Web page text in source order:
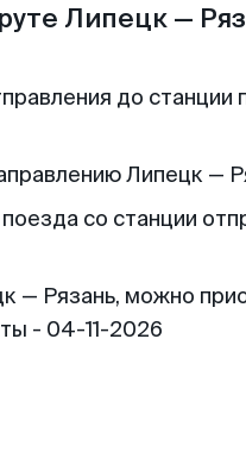
Липецк —
до станции
Липецк —
со станции
— Рязань, можно
- 04-11-2026